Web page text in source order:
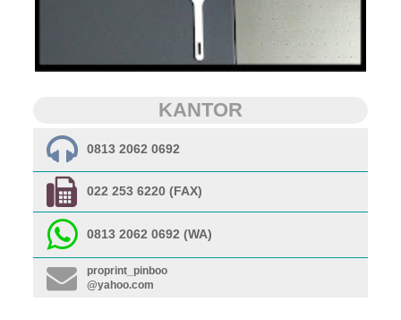
KANTOR
0813 2062 0692
022 253 6220 (FAX)
0813 2062 0692 (WA)
proprint_pinboo
@yahoo.com